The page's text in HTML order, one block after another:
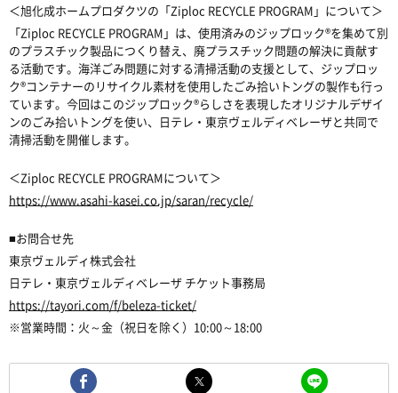
＜旭化成ホームプロダクツの「Ziploc RECYCLE PROGRAM」について＞
「Ziploc RECYCLE PROGRAM」は、使用済みのジップロック®を集めて別
のプラスチック製品につくり替え、廃プラスチック問題の解決に貢献す
る活動です。海洋ごみ問題に対する清掃活動の支援として、ジップロッ
ク®コンテナーのリサイクル素材を使用したごみ拾いトングの製作も行っ
ています。今回はこのジップロック®らしさを表現したオリジナルデザイ
ンのごみ拾いトングを使い、日テレ・東京ヴェルディベレーザと共同で
清掃活動を開催します。
＜Ziploc RECYCLE PROGRAMについて＞
https://www.asahi-kasei.co.jp/saran/recycle/
■お問合せ先
東京ヴェルディ株式会社
日テレ・東京ヴェルディベレーザ チケット事務局
https://tayori.com/f/beleza-ticket/
※営業時間：火～金（祝日を除く）10:00～18:00